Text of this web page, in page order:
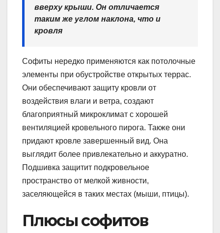
вверху крыши. Он отличается
таким же углом наклона, что и
кровля
Софиты нередко применяются как потолочные
элементы при обустройстве открытых террас.
Они обеспечивают защиту кровли от
воздействия влаги и ветра, создают
благоприятный микроклимат с хорошей
вентиляцией кровельного пирога. Также они
придают кровле завершенный вид. Она
выглядит более привлекательно и аккуратно.
Подшивка защитит подкровельное
пространство от мелкой живности,
заселяющейся в таких местах (мыши, птицы).
Плюсы софитов